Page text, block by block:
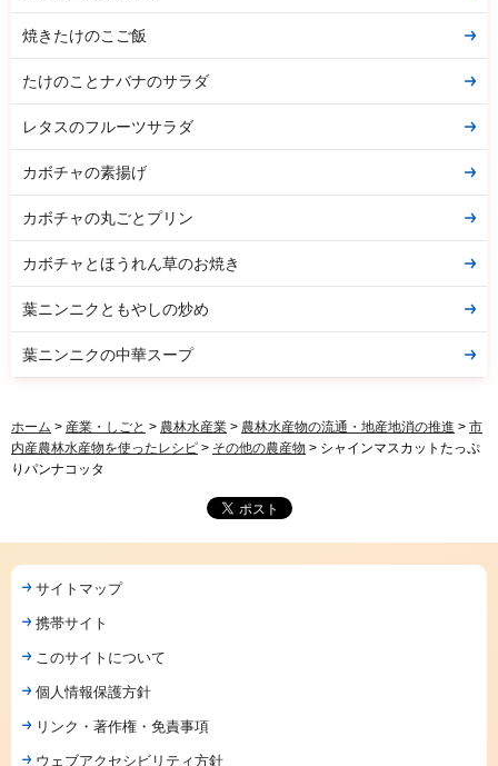
焼きたけのこご飯
たけのことナバナのサラダ
レタスのフルーツサラダ
カボチャの素揚げ
カボチャの丸ごとプリン
カボチャとほうれん草のお焼き
葉ニンニクともやしの炒め
葉ニンニクの中華スープ
ホーム > 産業・しごと > 農林水産業 > 農林水産物の流通・地産地消の推進 > 市
内産農林水産物を使ったレシピ > その他の農産物 > シャインマスカットたっぷ
りパンナコッタ
サイトマップ
携帯サイト
このサイトについて
個人情報保護方針
リンク・著作権・免責事項
ウェブアクセシビリティ方針